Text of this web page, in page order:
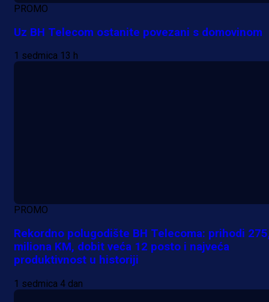
PROMO
Uz BH Telecom ostanite povezani s domovinom
1 sedmica 13 h
PROMO
Rekordno polugodište BH Telecoma: prihodi
miliona KM, dobit veća 12 posto i najveća
produktivnost u historiji
1 sedmica 4 dan